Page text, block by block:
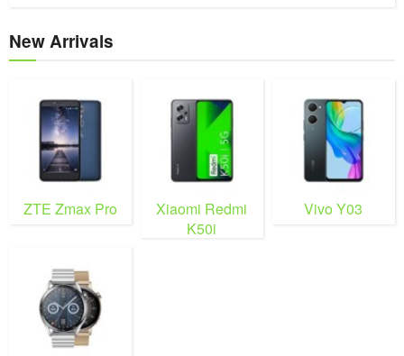
New Arrivals
ZTE Zmax Pro
Xiaomi Redmi
K50i
Vivo Y03